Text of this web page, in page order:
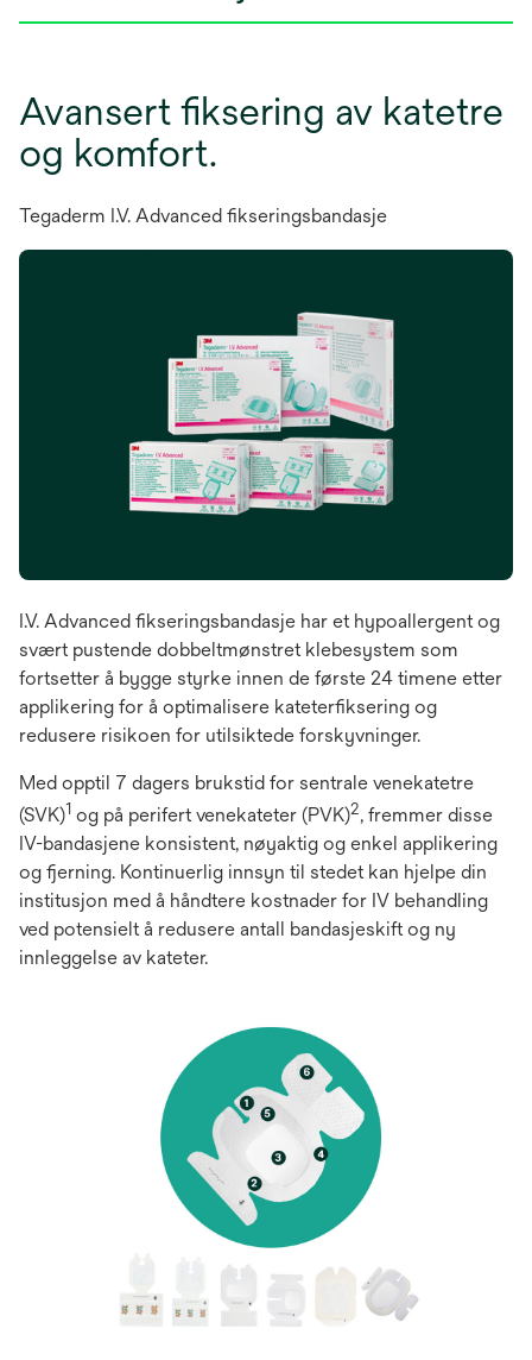
Avansert fiksering av katetre
og komfort.
Tegaderm I.V. Advanced fikseringsbandasje
I.V. Advanced fikseringsbandasje har et hypoallergent og
svært pustende dobbeltmønstret klebesystem som
fortsetter å bygge styrke innen de første 24 timene etter
applikering for å optimalisere kateterfiksering og
redusere risikoen for utilsiktede forskyvninger.
Med opptil 7 dagers brukstid for sentrale venekatetre
(SVK)1 og på perifert venekateter (PVK)2, fremmer disse
IV-bandasjene konsistent, nøyaktig og enkel applikering
og fjerning. Kontinuerlig innsyn til stedet kan hjelpe din
institusjon med å håndtere kostnader for IV behandling
ved potensielt å redusere antall bandasjeskift og ny
innleggelse av kateter.